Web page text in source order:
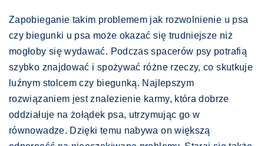
Zapobieganie takim problemem jak rozwolnienie u psa
czy biegunki u psa może okazać się trudniejsze niż
mogłoby się wydawać. Podczas spacerów psy potrafią
szybko znajdować i spożywać różne rzeczy, co skutkuje
luźnym stolcem czy biegunką. Najlepszym
rozwiązaniem jest znalezienie karmy, która dobrze
oddziałuje na żołądek psa, utrzymując go w
równowadze. Dzięki temu nabywa on większą